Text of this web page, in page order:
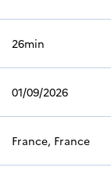
26min
01/09/2026
France, France